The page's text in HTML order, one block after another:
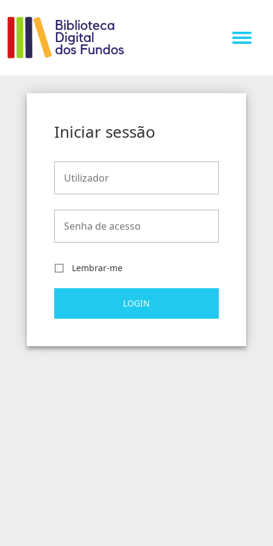
Toggle
Iniciar sessão
Lembrar-me
LOGIN